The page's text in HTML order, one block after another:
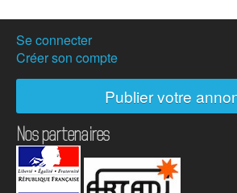
Se connecter
Créer son compte
Publier votre
Nos partenaires